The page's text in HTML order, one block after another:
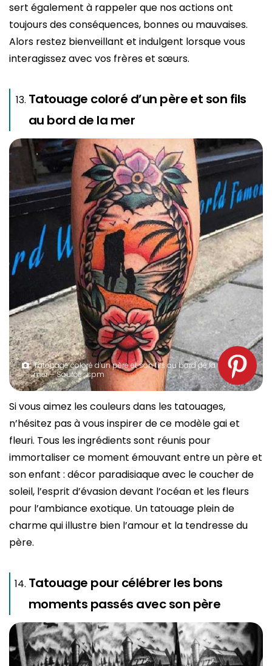
sert également à rappeler que nos actions ont
toujours des conséquences, bonnes ou mauvaises.
Alors restez bienveillant et indulgent lorsque vous
interagissez avec vos frères et sœurs.
Tatouage coloré d’un père et son fils
au bord de la mer
Tatouage coloré d’un père et son fils au bord de la
mer – Source : spm
Si vous aimez les couleurs dans les tatouages,
n’hésitez pas à vous inspirer de ce modèle gai et
fleuri. Tous les ingrédients sont réunis pour
immortaliser ce moment émouvant entre un père et
son enfant : décor paradisiaque avec le coucher de
soleil, l’esprit d’évasion devant l’océan et les fleurs
pour l’ambiance exotique. Un tatouage plein de
charme qui illustre bien l’amour et la tendresse du
père.
Tatouage pour célébrer les bons
moments passés avec son père